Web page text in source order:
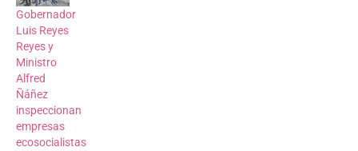
Gobernador
Luis Reyes
Reyes y
Ministro
Alfred
Ñáñez
inspeccionan
empresas
ecosocialistas